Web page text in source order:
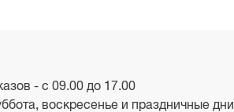
- с 09.00 до 17.00
воскресенье и праздничные дни